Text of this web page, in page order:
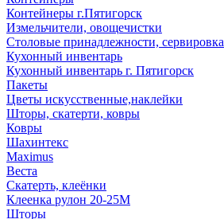
Контейнеры г.Пятигорск
Измельчители, овощечистки
Столовые принадлежности, сервировка
Кухонный инвентарь
Кухонный инвентарь г. Пятигорск
Пакеты
Цветы искусственные,наклейки
Шторы, скатерти, ковры
Ковры
Шахинтекс
Maximus
Веста
Скатерть, клеёнки
Клеенка рулон 20-25М
Шторы